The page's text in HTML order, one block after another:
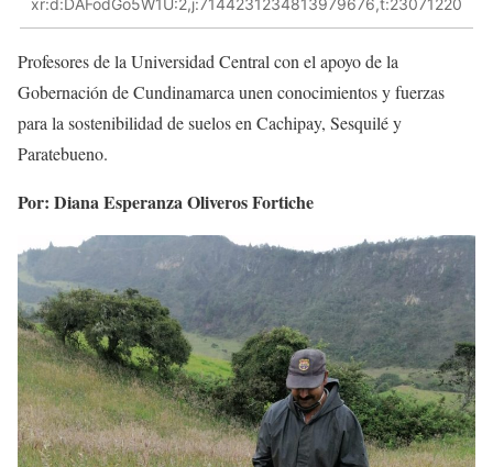
xr:d:DAFodGo5W1U:2,j:7144231234813979676,t:23071220
Profesores de la Universidad Central con el apoyo de la
Gobernación de Cundinamarca unen conocimientos y fuerzas
para la sostenibilidad de suelos en Cachipay, Sesquilé y
Paratebueno.
Por: Diana Esperanza Oliveros Fortiche